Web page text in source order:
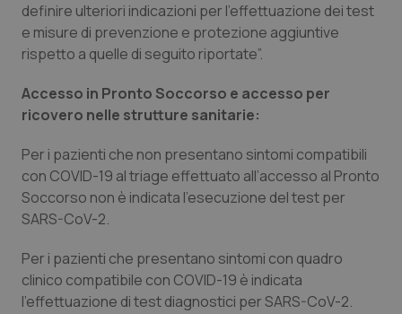
Molise
Provincia Autonoma di Bolzano
Provincia Autonoma di Trento
Puglia
Sardegna
Epatiti
Infezioni & Febbre
Ipertensione & Scompenso
Malattie rare
Malattia di Crohn & Rettocolite Ulcerosa
definire ulteriori indicazioni per l’effettuazione dei test
e misure di prevenzione e protezione aggiuntive
rispetto a quelle di seguito riportate”.
Accesso in Pronto Soccorso e accesso per
ricovero nelle strutture sanitarie:
Per i pazienti che non presentano sintomi compatibili
con COVID-19 al triage effettuato all’accesso al Pronto
Soccorso non è indicata l’esecuzione del test per
SARS-CoV-2.
Per i pazienti che presentano sintomi con quadro
clinico compatibile con COVID-19 è indicata
l’effettuazione di test diagnostici per SARS-CoV-2.